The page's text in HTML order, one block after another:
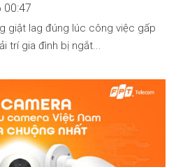
00:47
giật lag đúng lúc công việc gấp
trí gia đình bị ngắt...